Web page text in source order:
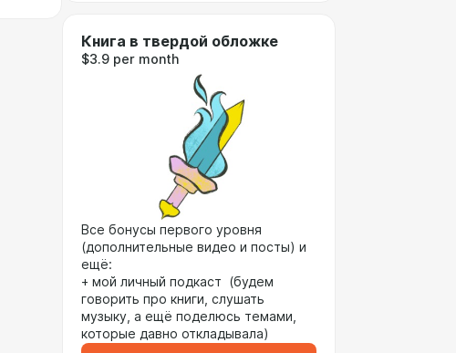
Книга в твердой обложке
$3.9 per month
Все бонусы первого уровня
(дополнительные видео и посты) и
ещё:
+ мой личный подкаст (будем
говорить про книги, слушать
музыку, а ещё поделюсь темами,
которые давно откладывала)